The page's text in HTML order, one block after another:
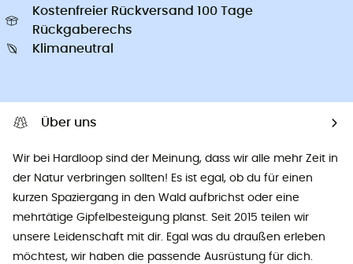
Kostenfreier Rückversand 100 Tage
Rückgaberechs
Klimaneutral
Über uns
Wir bei Hardloop sind der Meinung, dass wir alle mehr Zeit in
der Natur verbringen sollten! Es ist egal, ob du für einen
kurzen Spaziergang in den Wald aufbrichst oder eine
mehrtätige Gipfelbesteigung planst. Seit 2015 teilen wir
unsere Leidenschaft mit dir. Egal was du draußen erleben
möchtest, wir haben die passende Ausrüstung für dich.